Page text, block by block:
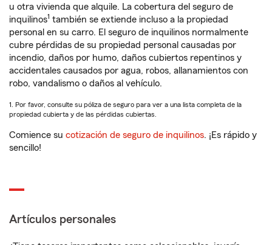
u otra vivienda que alquile. La cobertura del seguro de
inquilinos1 también se extiende incluso a la propiedad
personal en su carro. El seguro de inquilinos normalmente
cubre pérdidas de su propiedad personal causadas por
incendio, daños por humo, daños cubiertos repentinos y
accidentales causados por agua, robos, allanamientos con
robo, vandalismo o daños al vehículo.
1. Por favor, consulte su póliza de seguro para ver a una lista completa de la
propiedad cubierta y de las pérdidas cubiertas.
Comience su cotización de seguro de inquilinos. ¡Es rápido y
sencillo!
Artículos personales